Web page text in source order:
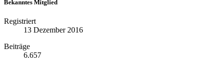
Bekanntes Mitglied
Registriert
13 Dezember 2016
Beiträge
6.657